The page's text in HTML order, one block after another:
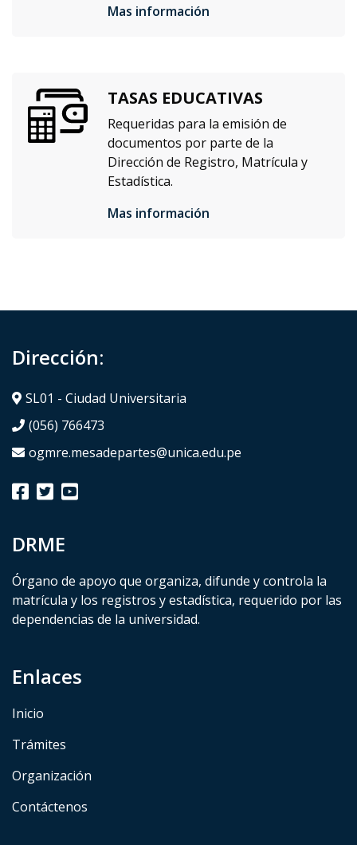
Mas información
TASAS EDUCATIVAS
Requeridas para la emisión de
documentos por parte de la
Dirección de Registro, Matrícula y
Estadística.
Mas información
Dirección:
SL01 - Ciudad Universitaria
(056) 766473
ogmre.mesadepartes@unica.edu.pe
DRME
Órgano de apoyo que organiza, difunde y controla la
matrícula y los registros y estadística, requerido por las
dependencias de la universidad.
Enlaces
Inicio
Trámites
Organización
Contáctenos